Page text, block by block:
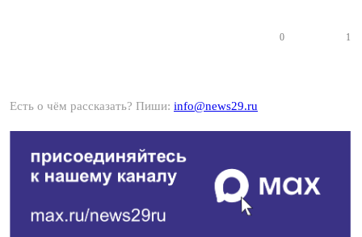
0 1
Есть о чём рассказать? Пиши: info@news29.ru